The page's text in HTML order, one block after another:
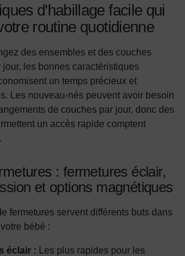
d'habillage facile qui
routine quotidienne
des ensembles et des couches
les bonnes caractéristiques
un temps précieux et
Les nouveau-nés peuvent avoir besoin
de couches par jour, donc des
un accès rapide comptent
: fermetures éclair,
et options magnétiques
fermetures servent différents buts dans
bébé :
éclair : Les plus rapides pour les